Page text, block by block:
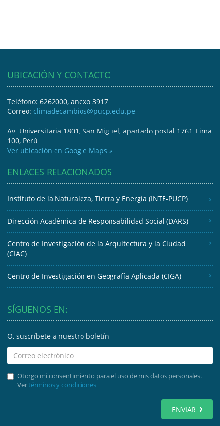
UBICACIÓN Y CONTACTO
Teléfono: 6262000, anexo 3917
Correo: climadecambios@pucp.edu.pe
Av. Universitaria 1801, San Miguel, apartado postal 1761, Lima
100, Perú
Ver ubicación en Google Maps »
ENLACES RELACIONADOS
Instituto de la Naturaleza, Tierra y Energía (INTE-PUCP)
Dirección Académica de Responsabilidad Social (DARS)
Centro de Investigación de la Arquitectura y la Ciudad
(CIAC)
Centro de Investigación en Geografía Aplicada (CIGA)
SÍGUENOS EN:
O, suscríbete a nuestro boletín
Otorgo mi consentimiento para el uso de mis datos personales.
Vertérminos y condiciones
ENVIAR